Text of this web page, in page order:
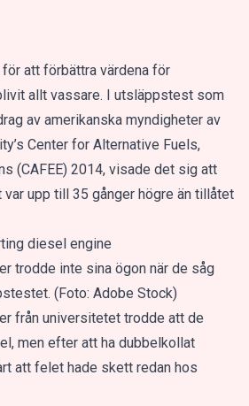
att förbättra värdena för
allt vassare. I utsläppstest som
av amerikanska myndigheter av
Center for Alternative Fuels,
(CAFEE) 2014, visade det sig att
upp till 35 gånger högre än tillåtet
trodde inte sina ögon när de såg
(Foto: Adobe Stock)
från universitetet trodde att de
men efter att ha dubbelkollat
att felet hade skett redan hos